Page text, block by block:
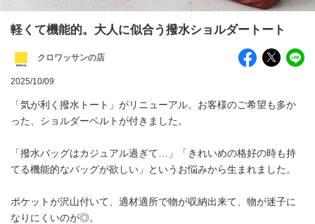
軽くて機能的。大人に似合う撥水ショルダートート
クロワッサンの店
2025/10/09
「気が利く撥水トート」がリニューアル。お客様のご希望も多か
った、ショルダーベルトが付きました。
「撥水バッグはカジュアル過ぎて…」「きれいめの格好の時も持
てる機能的なバッグが欲しい」というお悩みから生まれました。
ポケットが沢山付いて、適材適所で物が収納出来て、物が迷子に
なりにくいのが◎。